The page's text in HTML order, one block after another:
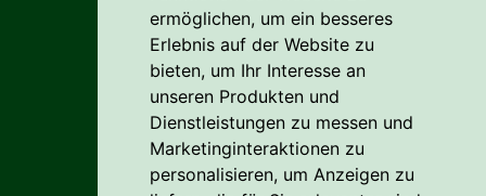
ermöglichen, um ein besseres
Erlebnis auf der Website zu
bieten, um Ihr Interesse an
unseren Produkten und
Dienstleistungen zu messen und
Marketinginteraktionen zu
personalisieren, um Anzeigen zu
Vertrag widerrufen
Reklamation
Cookie
Datenschutzerklärung